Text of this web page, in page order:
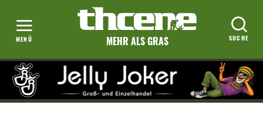
MEHR ALS GRAS